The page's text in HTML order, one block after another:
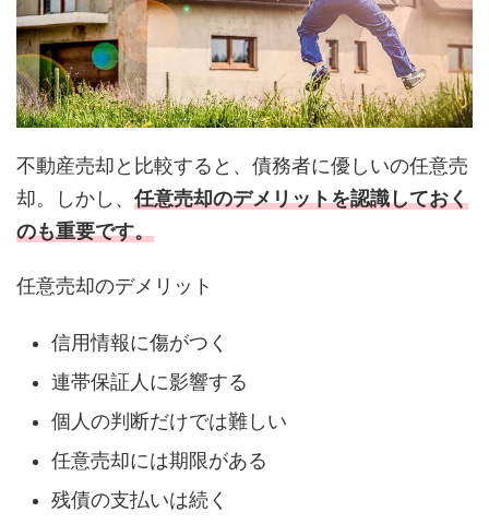
不動産売却と比較すると、債務者に優しいの任意売
却。しかし、 任意売却のデメリットを認識しておく
のも重要です。
任意売却のデメリット
信用情報に傷がつく
連帯保証人に影響する
個人の判断だけでは難しい
任意売却には期限がある
残債の支払いは続く